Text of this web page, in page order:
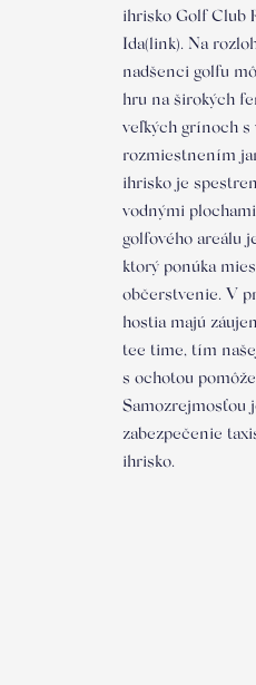
ihrisko Golf Club
Ida(link). Na
nadšenci golfu
hru na širokých
veľkých grínoch s
rozmiestnením
ihrisko je
vodnými
golfového areálu
ktorý ponúka
občerstvenie. V
hostia majú
tee time, tím
s ochotou
Samozrejmosťou
zabezpečenie
ihrisko.